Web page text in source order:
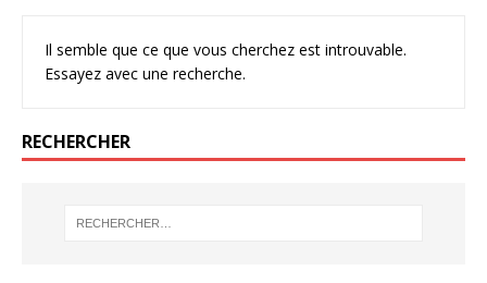
Il semble que ce que vous cherchez est introuvable.
Essayez avec une recherche.
RECHERCHER